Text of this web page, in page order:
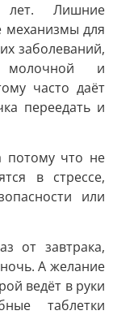
Лишние
для
заболеваний,
молочной и
часто даёт
переедать и
потому что не
в стрессе,
или
от завтрака,
А желание
ведёт в руки
таблетки